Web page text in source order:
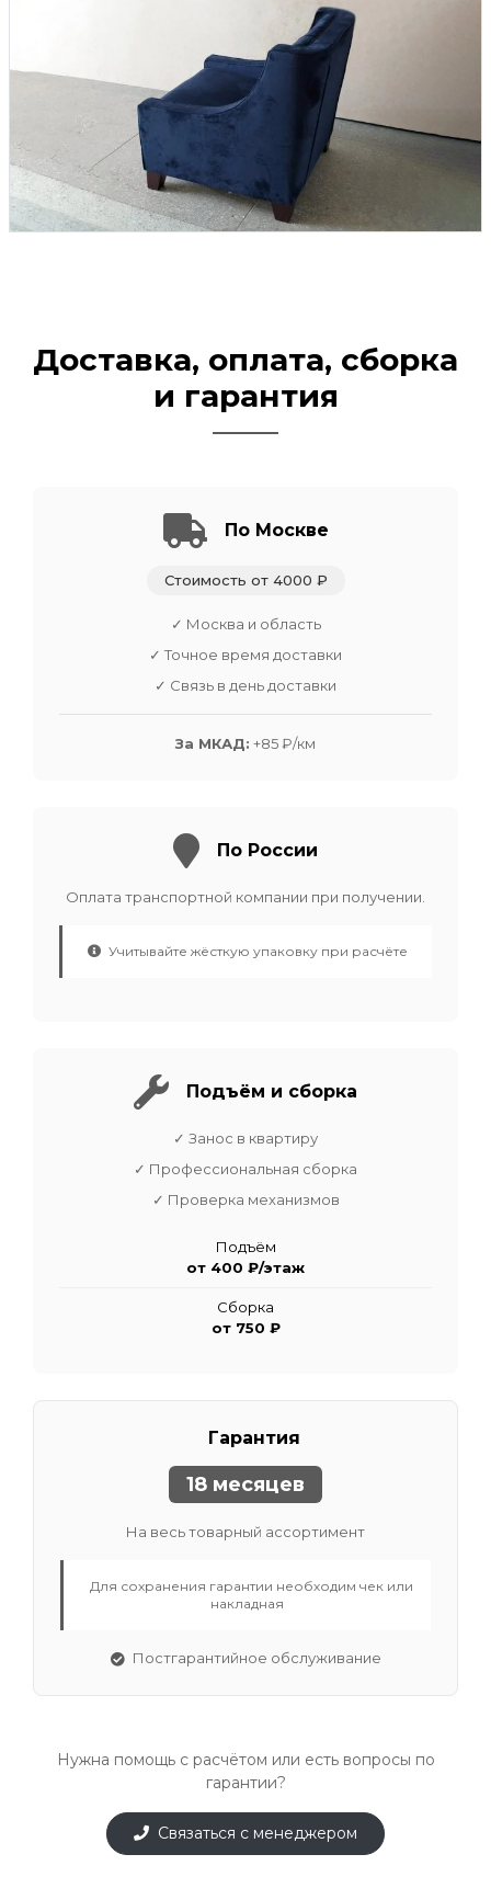
Доставка, оплата, сборка
и гарантия
По Москве
Стоимость от 4000 ₽
✓ Москва и область
✓ Точное время доставки
✓ Связь в день доставки
За МКАД: +85 ₽/км
По России
Оплата транспортной компании при получении.
Учитывайте жёсткую упаковку при расчёте
Подъём и сборка
✓ Занос в квартиру
✓ Профессиональная сборка
✓ Проверка механизмов
Подъём
от 400 ₽/этаж
Сборка
от 750 ₽
Гарантия
18 месяцев
На весь товарный ассортимент
Для сохранения гарантии необходим чек или
накладная
Постгарантийное обслуживание
Нужна помощь с расчётом или есть вопросы по
гарантии?
Связаться с менеджером